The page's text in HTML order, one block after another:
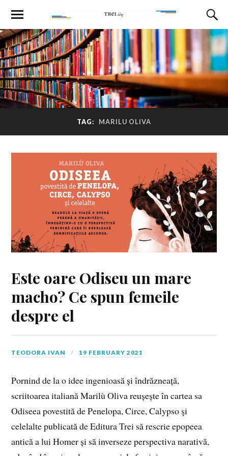
TAG: MARILU OLIVA
Este oare Odiseu un mare
macho? Ce spun femeile
despre el
TEODORA IVAN 19 FEBRUARY 2021
Pornind de la o idee ingenioasă și îndrăzneață,
scriitoarea italiană Marilù Oliva reușește în cartea sa
Odiseea povestită de Penelopa, Circe, Calypso şi
celelalte publicată de Editura Trei să rescrie epopeea
antică a lui Homer și să inverseze perspectiva narativă,